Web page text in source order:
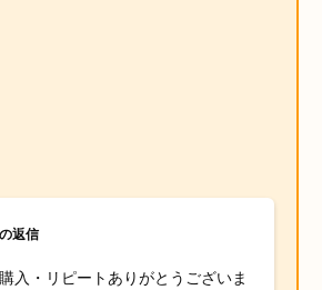
返信
入・リピートありがとうございま